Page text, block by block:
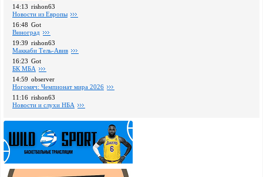
14:13 rishon63
Новости из Европы
16:48 Got
Виноград
19:39 rishon63
Маккаби Тель-Авив
16:23 Got
БК МБА
14:59 observer
Ногомяч: Чемпионат мира 2026
11:16 rishon63
Новости и слухи НБА